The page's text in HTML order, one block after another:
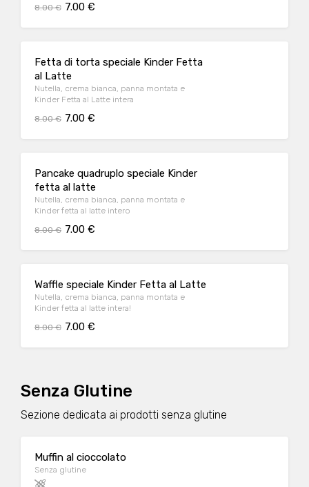
8.00 € 7.00 €
Fetta di torta speciale Kinder Fetta
al Latte
Nutella, crema bianca, panna montata e
Kinder Fetta al Latte intera
8.00 € 7.00 €
Pancake quadruplo speciale Kinder
fetta al latte
Nutella, crema bianca, panna montata e
Kinder fetta al latte intero
8.00 € 7.00 €
Waffle speciale Kinder Fetta al Latte
Nutella, crema bianca, panna montata e
Kinder fetta al latte intera!
8.00 € 7.00 €
Senza Glutine
Sezione dedicata ai prodotti senza glutine
Muffin al cioccolato
Senza glutine